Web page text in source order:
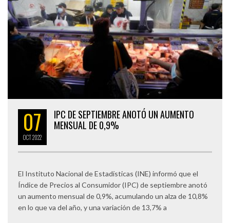
07
OCT2022
IPC DE SEPTIEMBRE ANOTÓ UN AUMENTO
MENSUAL DE 0,9%
El Instituto Nacional de Estadísticas (INE) informó que el
Índice de Precios al Consumidor (IPC) de septiembre anotó
un aumento mensual de 0,9%, acumulando un alza de 10,8%
en lo que va del año, y una variación de 13,7% a